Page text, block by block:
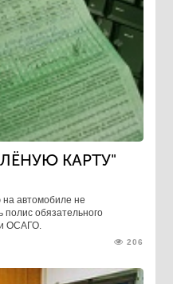
КАРТУ"
на автомобиле не
полис обязательного
ОСАГО.
206